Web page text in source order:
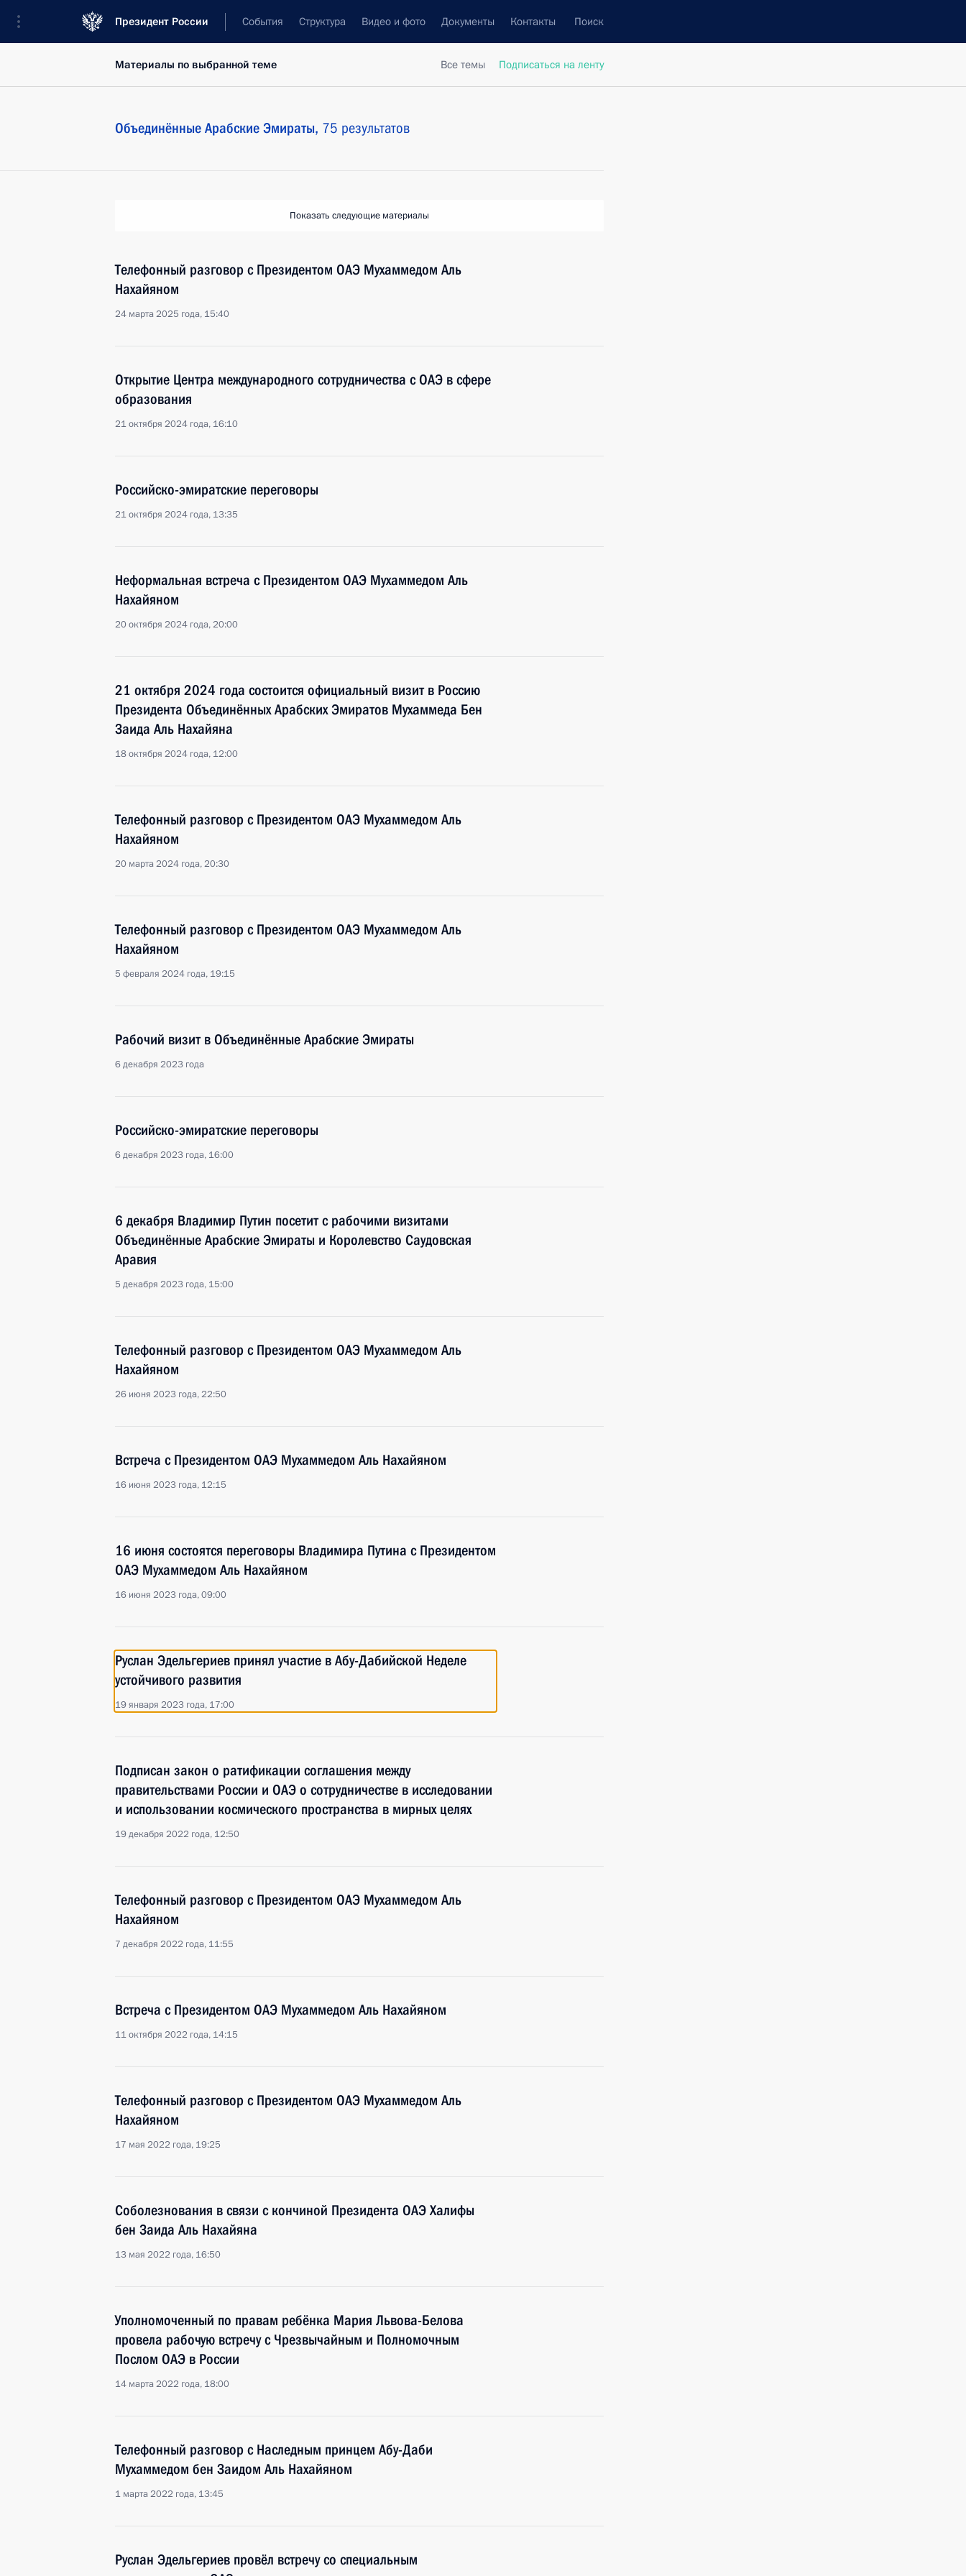
Президент России События Структура Видео и фото Документы Контакты Поиск
Все темы Подписаться на ленту
Материалы по выбранной теме
Объединённые Арабские Эмираты, 75 результатов
Показать следующие материалы
Телефонный разговор с Президентом ОАЭ Мухаммедом Аль
Нахайяном
24 марта 2025 года, 15:40
Открытие Центра международного сотрудничества с ОАЭ в сфере
образования
21 октября 2024 года, 16:10
Российско-эмиратские переговоры
21 октября 2024 года, 13:35
Неформальная встреча с Президентом ОАЭ Мухаммедом Аль
Нахайяном
20 октября 2024 года, 20:00
21 октября 2024 года состоится официальный визит в Россию
Президента Объединённых Арабских Эмиратов Мухаммеда Бен
Заида Аль Нахайяна
18 октября 2024 года, 12:00
Телефонный разговор с Президентом ОАЭ Мухаммедом Аль
Нахайяном
20 марта 2024 года, 20:30
Телефонный разговор с Президентом ОАЭ Мухаммедом Аль
Нахайяном
5 февраля 2024 года, 19:15
Рабочий визит в Объединённые Арабские Эмираты
6 декабря 2023 года
Российско-эмиратские переговоры
6 декабря 2023 года, 16:00
6 декабря Владимир Путин посетит с рабочими визитами
Объединённые Арабские Эмираты и Королевство Саудовская
Аравия
5 декабря 2023 года, 15:00
Телефонный разговор с Президентом ОАЭ Мухаммедом Аль
Нахайяном
26 июня 2023 года, 22:50
Встреча с Президентом ОАЭ Мухаммедом Аль Нахайяном
16 июня 2023 года, 12:15
16 июня состоятся переговоры Владимира Путина с Президентом
ОАЭ Мухаммедом Аль Нахайяном
16 июня 2023 года, 09:00
Руслан Эдельгериев принял участие в Абу-Дабийской Неделе
устойчивого развития
19 января 2023 года, 17:00
Подписан закон о ратификации соглашения между
правительствами России и ОАЭ о сотрудничестве в исследовании
и использовании космического пространства в мирных целях
19 декабря 2022 года, 12:50
Телефонный разговор с Президентом ОАЭ Мухаммедом Аль
Нахайяном
7 декабря 2022 года, 11:55
Встреча с Президентом ОАЭ Мухаммедом Аль Нахайяном
11 октября 2022 года, 14:15
Телефонный разговор с Президентом ОАЭ Мухаммедом Аль
Нахайяном
17 мая 2022 года, 19:25
Соболезнования в связи с кончиной Президента ОАЭ Халифы
бен Заида Аль Нахайяна
13 мая 2022 года, 16:50
Уполномоченный по правам ребёнка Мария Львова-Белова
провела рабочую встречу с Чрезвычайным и Полномочным
Послом ОАЭ в России
14 марта 2022 года, 18:00
Телефонный разговор с Наследным принцем Абу-Даби
Мухаммедом бен Заидом Аль Нахайяном
1 марта 2022 года, 13:45
Руслан Эдельгериев провёл встречу со специальным